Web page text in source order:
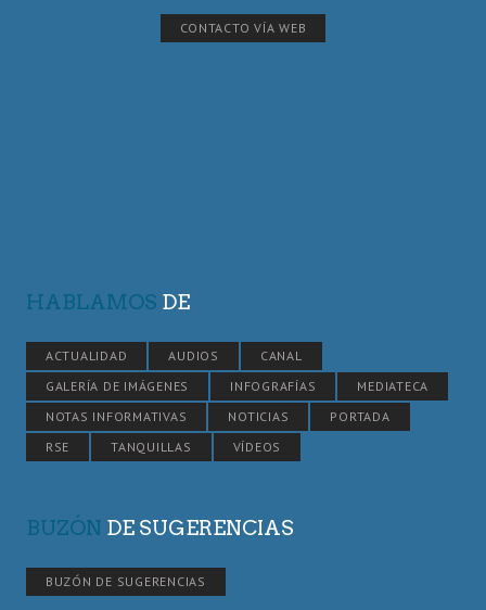
CONTACTO VÍA WEB
HABLAMOS DE
ACTUALIDAD AUDIOS
CANAL
GALERÍA DE IMÁGENES
INFOGRAFÍAS
MEDIATECA
NOTAS INFORMATIVAS
NOTICIAS
PORTADA
RSE
TANQUILLAS VÍDEOS
BUZÓN DE SUGERENCIAS
BUZÓN DE SUGERENCIAS